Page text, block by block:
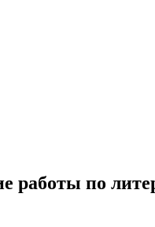
работы по